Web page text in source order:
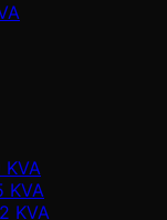
KVA
KVA
KVA